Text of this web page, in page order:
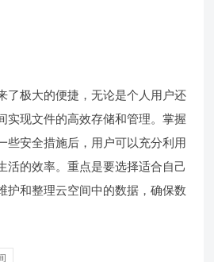
了极大的便捷，无论是个人用户还
实现文件的高效存储和管理。掌握
些安全措施后，用户可以充分利用
活的效率。重点是要选择适合自己
护和整理云空间中的数据，确保数